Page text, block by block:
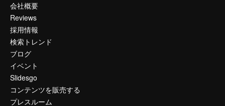
会社概要
Reviews
採用情報
検索トレンド
ブログ
イベント
Slidesgo
コンテンツを販売する
プレスルーム